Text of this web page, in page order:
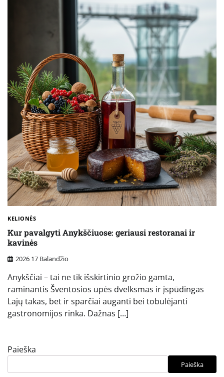
KELIONĖS
Kur pavalgyti Anykščiuose: geriausi restoranai ir
kavinės
2026 17 Balandžio
Anykščiai – tai ne tik išskirtinio grožio gamta,
raminantis Šventosios upės dvelksmas ir įspūdingas
Lajų takas, bet ir sparčiai auganti bei tobulėjanti
gastronomijos rinka. Dažnas […]
Paieška
Paieška